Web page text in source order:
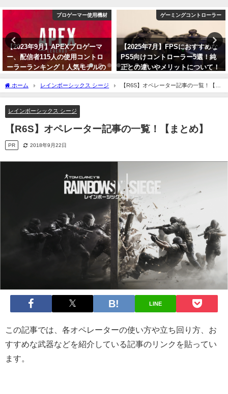
プロゲーマー使用機材
【2023年9月】APEXプロゲーマ
ー、配信者115人の使用コントロ
ーラーランキング！人気モデルの
解説！【PAD】
ゲーミングコントローラー
【2025年7月】FPSにおすすめな
PS5向けコントローラー5選！純
正との違いやメリットについて！
ホーム レインボーシックス シージ
【R6S】オペレーター記事の一覧！【ま
とめ】
レインボーシックス シージ
【R6S】オペレーター記事の一覧！【まとめ】
PR 2018年9月22日
LINE
この記事では、各オペレーターの使い方や立ち回り方、お
すすめな武器などを紹介している記事のリンクを貼ってい
ます。